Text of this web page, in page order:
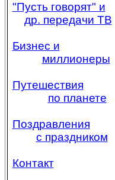
"Пусть говорят" и
др. передачи ТВ
Бизнес и
миллионеры
Путешествия
по планете
Поздравления
с праздником
Контакт